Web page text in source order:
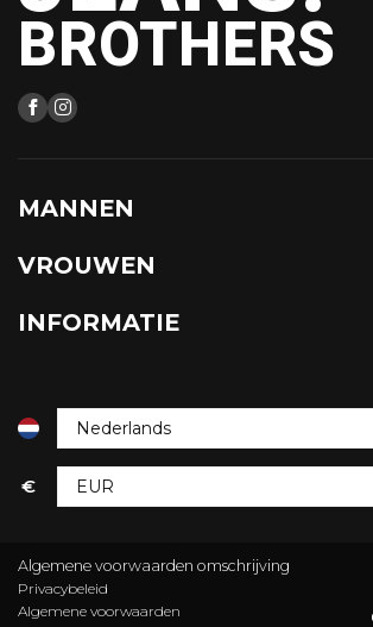
BROTHERS
MANNEN
VROUWEN
INFORMATIE
€
Algemene voorwaarden omschrijving
Privacybeleid
Algemene voorwaarden